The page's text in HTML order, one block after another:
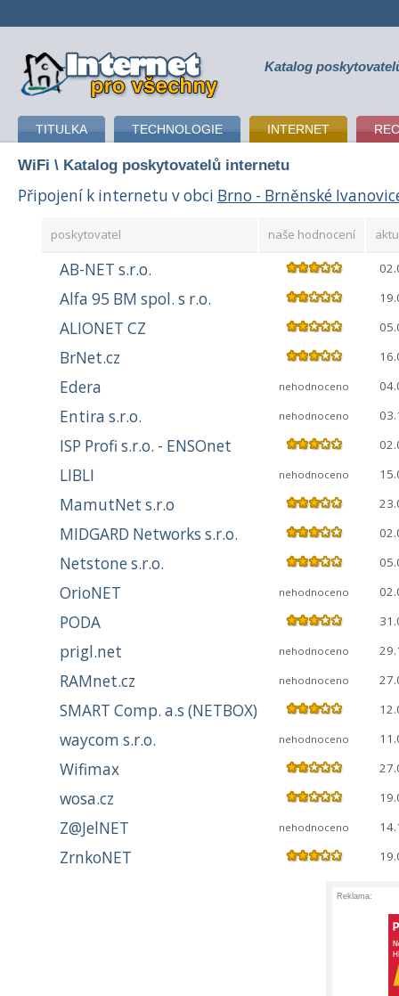
připojení k internetu Katalog
TITULKA TECHNOLOGIE INTERNET
WiFi \ Katalog poskytovatelů internetu
Připojení k internetu v obci Brno - Brněnské
poskytovatel naše hodnocení
AB-NET s.r.o.
Alfa 95 BM spol. s r.o.
ALIONET CZ
BrNet.cz
Edera nehodnoceno
Entira s.r.o. nehodnoceno
ISP Profi s.r.o. - ENSOnet
LIBLI nehodnoceno
MamutNet s.r.o
MIDGARD Networks s.r.o.
Netstone s.r.o.
OrioNET nehodnoceno
PODA
prigl.net nehodnoceno
RAMnet.cz nehodnoceno
SMART Comp. a.s (NETBOX)
waycom s.r.o. nehodnoceno
Wifimax
wosa.cz
Z@JelNET nehodnoceno
ZrnkoNET
Reklama: